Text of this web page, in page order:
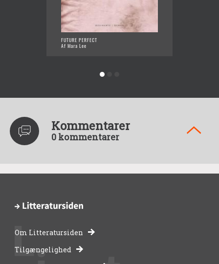
FUTURE PERFECT
Af Mara Lee
Kommentarer
0 kommentarer
-
Om Litteratursiden
Tilgængelighed